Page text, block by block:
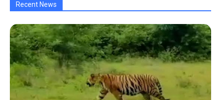
Recent News